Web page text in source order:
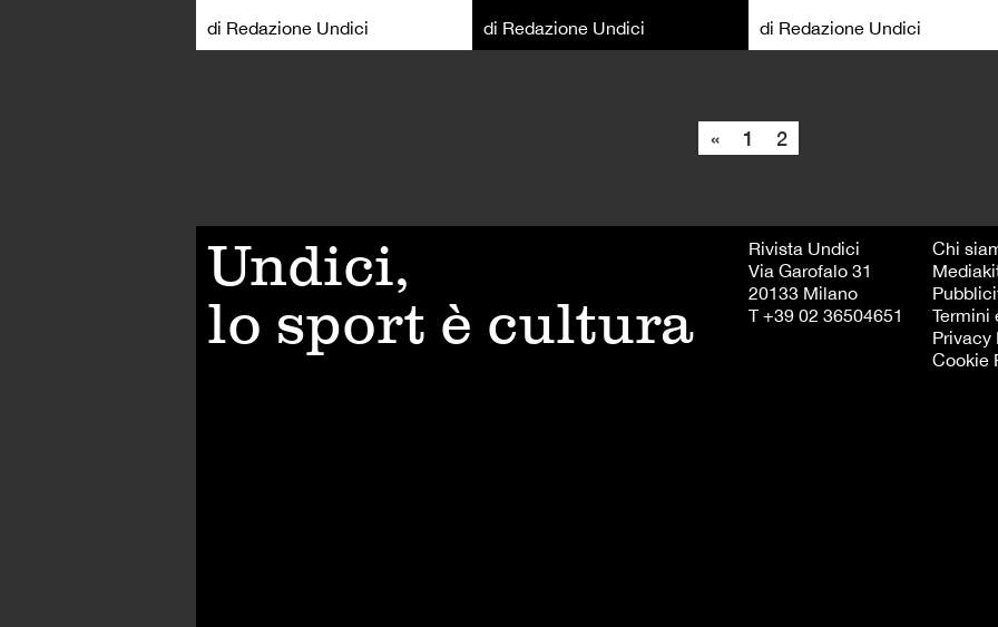
di Redazione Undici
di Redazione Undici di Redazione Undici
« 1 2
Undici,
lo sport è cultura
Rivista Undici
Via Garofalo 31
20133 Milano
T +39 02 36504651
Chi
Termini
Privacy
Cookie